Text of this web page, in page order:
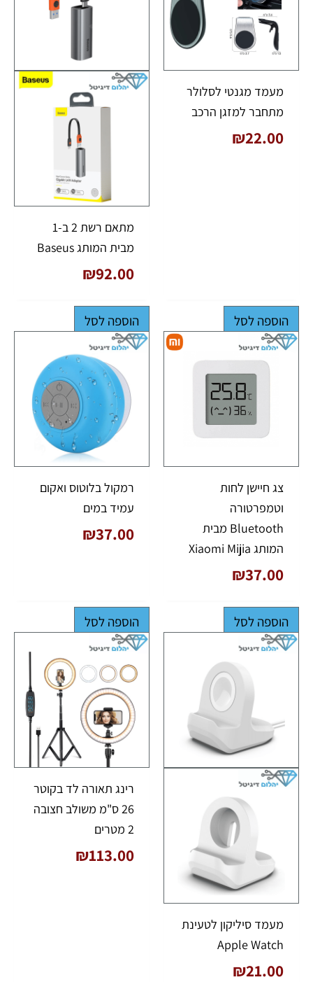
מעמד מגנטי לסלולר
מתחבר למזגן הרכב
₪22.00
הוספה לסל
מתאם רשת 2 ב-1
מבית המותג Baseus
₪92.00
הוספה לסל
צג חיישן לחות
וטמפרטורה
Bluetooth מבית
המותג Xiaomi Mijia
₪37.00
הוספה לסל
רמקול בלוטוס ואקום
עמיד במים
₪37.00
הוספה לסל
מעמד סיליקון לטעינת
Apple Watch
₪21.00
רינג תאורה לד בקוטר
26 ס"מ משולב חצובה
2 מטרים
₪113.00